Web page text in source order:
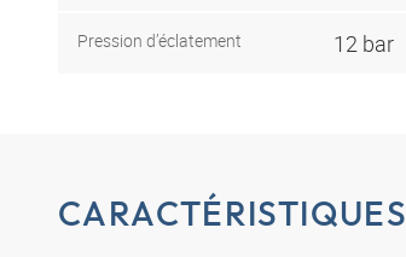
Pression d’éclatement 12 bar
CARACTÉRISTIQUES